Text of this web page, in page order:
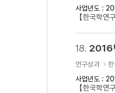
사업년도 :
【한국학
18. 2016
연구성과
사업년도 :
【한국학